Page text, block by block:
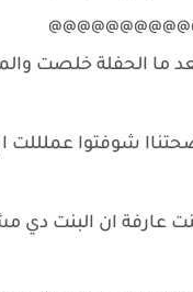
ما الحفلة خلصت
شوفتوا عملللت
عارفة ان البنت دي